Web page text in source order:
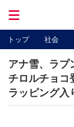
トップ 社会
アナ雪、ラプ
チロルチョ
ラッピング入